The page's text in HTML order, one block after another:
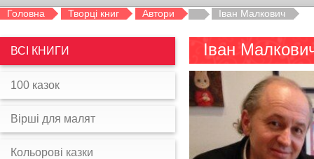
Головна Творці книг Автори Іван Малкович
Іван
ВСІ КНИГИ
100 казок
Вірші для малят
Кольорові казки